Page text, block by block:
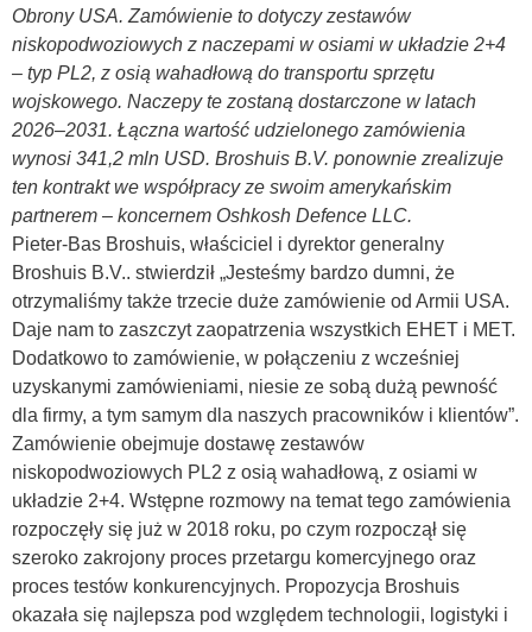
Obrony USA. Zamówienie to dotyczy zestawów
niskopodwoziowych z naczepami w osiami w układzie 2+4
– typ PL2, z osią wahadłową do transportu sprzętu
wojskowego. Naczepy te zostaną dostarczone w latach
2026–2031. Łączna wartość udzielonego zamówienia
wynosi 341,2 mln USD. Broshuis B.V. ponownie zrealizuje
ten kontrakt we współpracy ze swoim amerykańskim
partnerem – koncernem Oshkosh Defence LLC.
Pieter-Bas Broshuis, właściciel i dyrektor generalny
Broshuis B.V.. stwierdził „Jesteśmy bardzo dumni, że
otrzymaliśmy także trzecie duże zamówienie od Armii USA.
Daje nam to zaszczyt zaopatrzenia wszystkich EHET i MET.
Dodatkowo to zamówienie, w połączeniu z wcześniej
uzyskanymi zamówieniami, niesie ze sobą dużą pewność
dla firmy, a tym samym dla naszych pracowników i klientów”.
Zamówienie obejmuje dostawę zestawów
niskopodwoziowych PL2 z osią wahadłową, z osiami w
układzie 2+4. Wstępne rozmowy na temat tego zamówienia
rozpoczęły się już w 2018 roku, po czym rozpoczął się
szeroko zakrojony proces przetargu komercyjnego oraz
proces testów konkurencyjnych. Propozycja Broshuis
okazała się najlepsza pod względem technologii, logistyki i